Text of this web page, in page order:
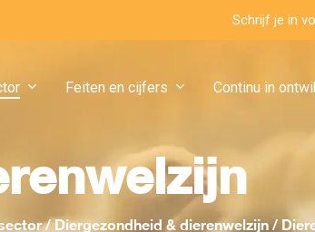
Schrijf je in
Feiten en cijfers Continu in
/Diergezondheid & dierenwelzijn/